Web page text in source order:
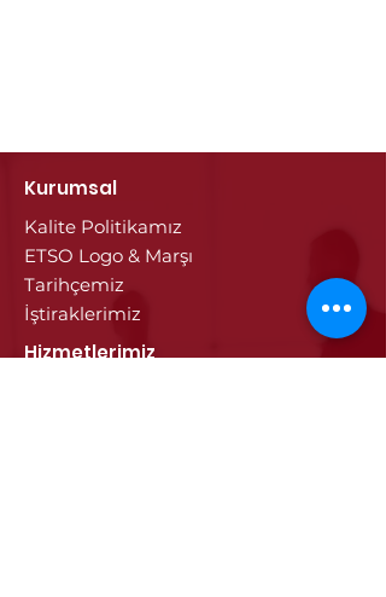
Kurumsal
Kalite Politikamız
ETSO Logo & Marşı
Tarihçemiz
İştiraklerimiz
Hizmetlerimiz